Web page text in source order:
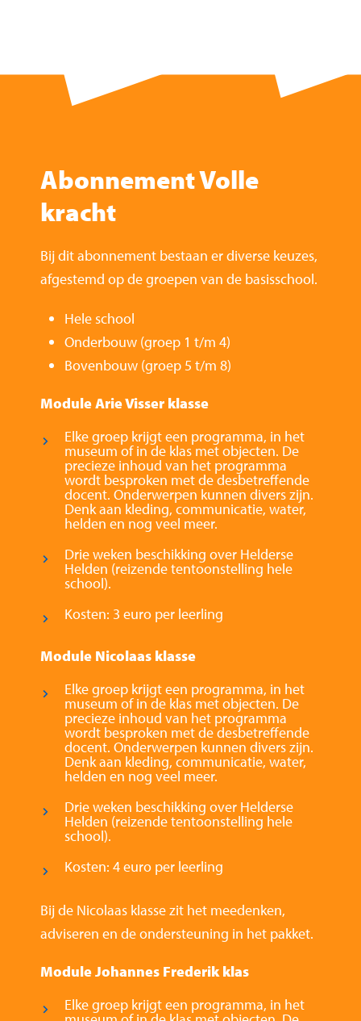
Abonnement Volle
kracht
Bij dit abonnement bestaan er diverse keuzes,
afgestemd op de groepen van de basisschool.
Hele school
Onderbouw (groep 1 t/m 4)
Bovenbouw (groep 5 t/m 8)
Module Arie Visser klasse
Elke groep krijgt een programma, in het
museum of in de klas met objecten. De
precieze inhoud van het programma
wordt besproken met de desbetreffende
docent. Onderwerpen kunnen divers zijn.
Denk aan kleding, communicatie, water,
helden en nog veel meer.
Drie weken beschikking over Helderse
Helden (reizende tentoonstelling hele
school).
Kosten: 3 euro per leerling
Module Nicolaas klasse
Elke groep krijgt een programma, in het
museum of in de klas met objecten. De
precieze inhoud van het programma
wordt besproken met de desbetreffende
docent. Onderwerpen kunnen divers zijn.
Denk aan kleding, communicatie, water,
helden en nog veel meer.
Drie weken beschikking over Helderse
Helden (reizende tentoonstelling hele
school).
Kosten: 4 euro per leerling
Bij de Nicolaas klasse zit het meedenken,
adviseren en de ondersteuning in het pakket.
Module Johannes Frederik klas
Elke groep krijgt een programma, in het